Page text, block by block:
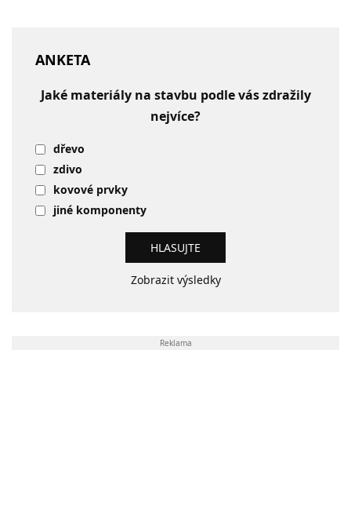
ANKETA
Jaké materiály na stavbu podle vás zdražily
nejvíce?
dřevo
zdivo
kovové prvky
jiné komponenty
Zobrazit výsledky
Reklama